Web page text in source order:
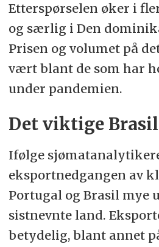
Etterspørselen øker i
og særlig i Den
Prisen og volumet på
vært blant de som har
under pandemien.
Det viktige
Ifølge
eksportnedgangen av
Portugal og Brasil mye
sistnevnte land.
betydelig, blant annet